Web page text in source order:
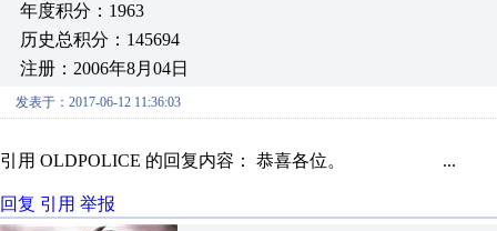
年度积分：1963
历史总积分：145694
注册：2006年8月04日
发表于：2017-06-12 11:36:03
引用 OLDPOLICE 的回复内容： 恭喜各位。 ...
回复 引用 举报